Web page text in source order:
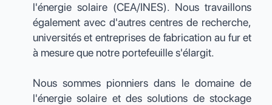
l'énergie solaire (CEA/INES). Nous travaillons
également avec d'autres centres de recherche,
universités et entreprises de fabrication au fur et
à mesure que notre portefeuille s'élargit.
Nous sommes pionniers dans le domaine de
l'énergie solaire et des solutions de stockage